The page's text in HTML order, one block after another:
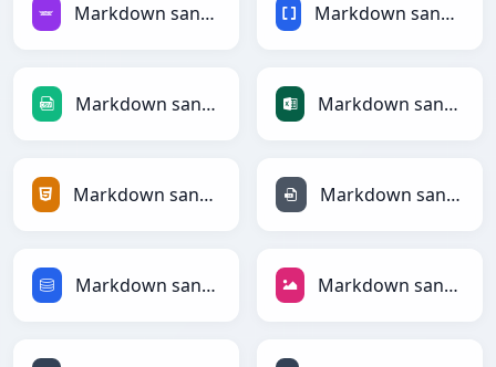
Markdown sang Avro Markdown sang BBCode
Markdown sang CSV Markdown sang Excel
Markdown sang HTML Markdown sang INI
Markdown sang SQL Markdown sang JPEG